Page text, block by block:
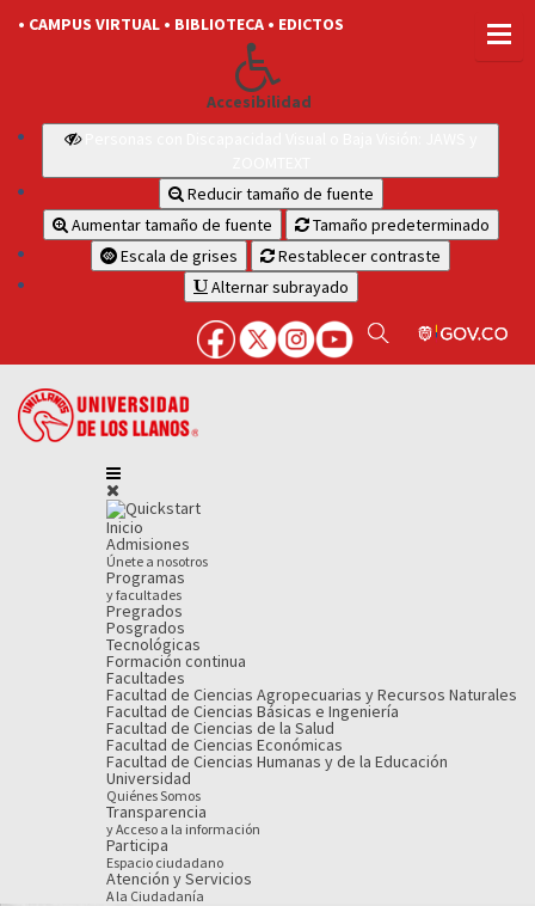
• CAMPUS VIRTUAL • BIBLIOTECA • EDICTOS
Accesibilidad
Reducir tamaño de fuente
Aumentar tamaño de fuente
Tamaño predeterminado
Escala de grises
Restablecer contraste
Alternar subrayado
Inicio
Admisiones
Únete a nosotros
Programas
y facultades
Pregrados
Posgrados
Tecnológicas
Formación continua
Facultades
Facultad de Ciencias Agropecuarias y Recursos Naturales
Facultad de Ciencias Básicas e Ingeniería
Facultad de Ciencias de la Salud
Facultad de Ciencias Económicas
Facultad de Ciencias Humanas y de la Educación
Universidad
Quiénes Somos
Transparencia
y Acceso a la información
Participa
Espacio ciudadano
Atención y Servicios
A la Ciudadanía